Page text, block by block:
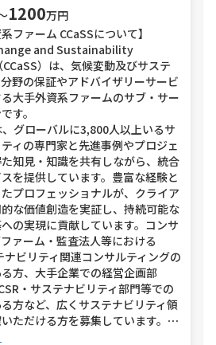
1200万円
系ファーム CCaSSについて】
and Sustainability
）は、気候変動及びサステ
野の保証やアドバイザリーサービ
大手外資系ファームのサブ・サー
す。
、グローバルに3,800人以上いるサ
ィの専門家と先進事例やプロジェ
知見・知識を共有しながら、統合
を提供しています。豊富な経験と
プロフェッショナルが、クライア
な価値創造を実証し、持続可能な
の実現に貢献しています。コンサ
ァーム・監査法人等における
ナビリティ関連コンサルティングの
方、大手企業での経営企画部
・サステナビリティ部門等での
方など、広くサステナビリティ領
ただける方を募集しています。 ⋯